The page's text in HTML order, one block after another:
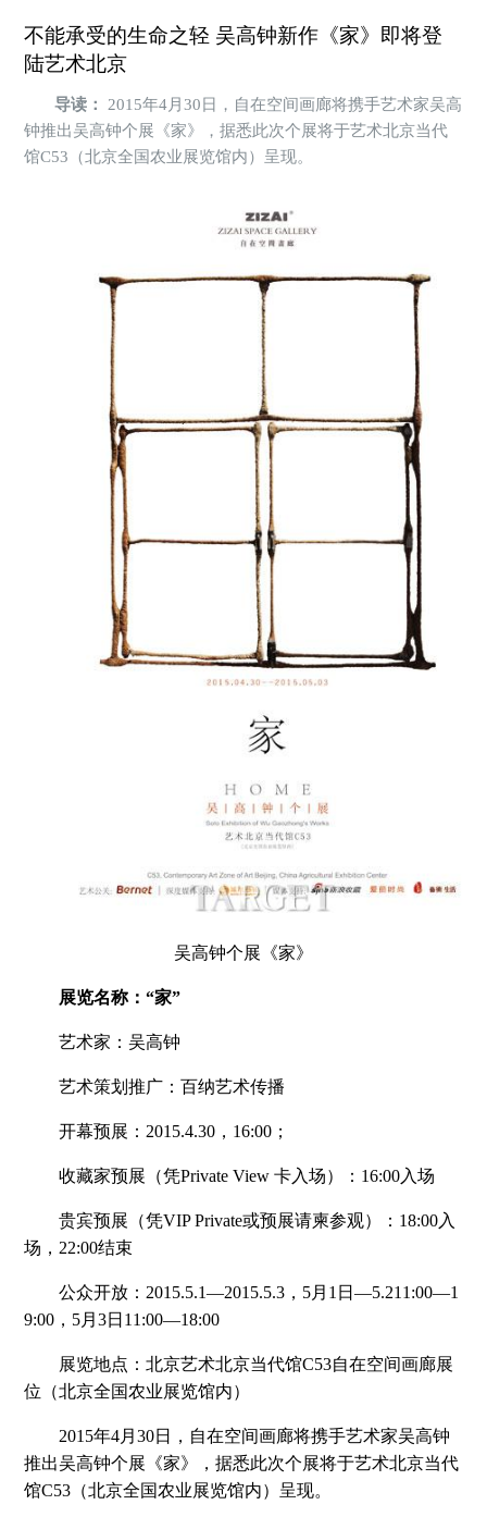
不能承受的生命之轻 吴高钟新作《家》即将登
陆艺术北京
导读：
2015年4月30日，自在空间画廊将携手艺术家吴高
钟推出吴高钟个展《家》，据悉此次个展将于艺术北京当代
馆C53（北京全国农业展览馆内）呈现。
吴高钟个展《家》
展览名称：“家”
艺术家：吴高钟
艺术策划推广：百纳艺术传播
开幕预展：2015.4.30，16:00；
收藏家预展（凭Private View 卡入场）：16:00入场
贵宾预展（凭VIP Private或预展请柬参观）：18:00入
场，22:00结束
公众开放：2015.5.1—2015.5.3，5月1日—5.211:00—1
9:00，5月3日11:00—18:00
展览地点：北京艺术北京当代馆C53自在空间画廊展
位（北京全国农业展览馆内）
2015年4月30日，自在空间画廊将携手艺术家吴高钟
推出吴高钟个展《家》，据悉此次个展将于艺术北京当代
馆C53（北京全国农业展览馆内）呈现。